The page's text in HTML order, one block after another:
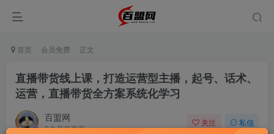
首页 会员免费 正文
直播带货线上课，打造运营型主播，起号、话术、
运营，直播带货全方案系统化学习
百盟网
9个月前更新
关注 私信